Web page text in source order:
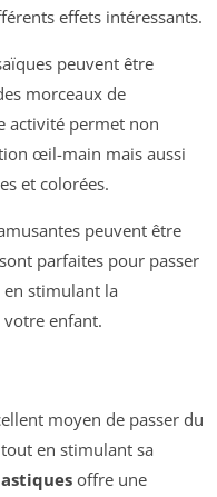
effets intéressants.
peuvent être
morceaux de
activité permet non
œil-main mais aussi
et colorées.
peuvent être
parfaites pour passer
stimulant la
enfant.
moyen de passer du
en stimulant sa
offre une